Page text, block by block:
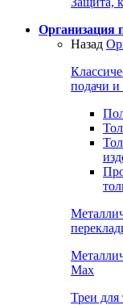
Организация
Назад
подачи и
Max
Треи для